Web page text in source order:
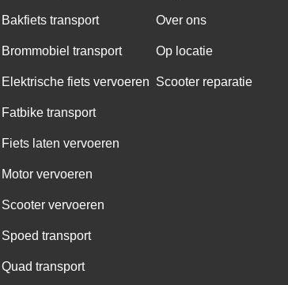
Bakfiets transport
Brommobiel transport
Elektrische fiets vervoeren
Fatbike transport
Fiets laten vervoeren
Motor vervoeren
Scooter vervoeren
Spoed transport
Quad transport
Over ons
Op locatie
Scooter reparatie